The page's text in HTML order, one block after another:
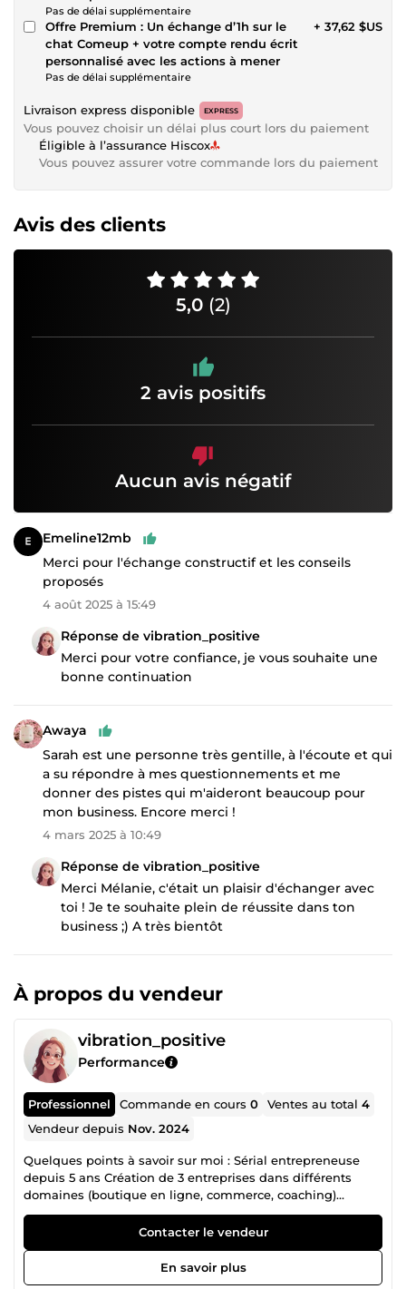
Pas de délai supplémentaire
Offre Premium : Un échange d’1h sur le
chat Comeup + votre compte rendu écrit
personnalisé avec les actions à mener
Pas de délai supplémentaire
+ 37,62 $US
Livraison express disponible EXPRESS
Vous pouvez choisir un délai plus court lors du paiement
Éligible à l’assurance Hiscox
Vous pouvez assurer votre commande lors du paiement
Avis des clients
5,0 (2)
2 avis positifs
Aucun avis négatif
Emeline12mb
Merci pour l'échange constructif et les conseils
proposés
4 août 2025 à 15:49
Réponse de vibration_positive
Merci pour votre confiance, je vous souhaite une
bonne continuation
Awaya
Sarah est une personne très gentille, à l'écoute et qui
a su répondre à mes questionnements et me
donner des pistes qui m'aideront beaucoup pour
mon business. Encore merci !
4 mars 2025 à 10:49
Réponse de vibration_positive
Merci Mélanie, c'était un plaisir d'échanger avec
toi ! Je te souhaite plein de réussite dans ton
business ;) A très bientôt
À propos du vendeur
vibration_positive
Performance
Professionnel Commande en cours0 Ventes au total4
Vendeur depuis Nov. 2024
Quelques points à savoir sur moi : Sérial entrepreneuse
depuis 5 ans Création de 3 entreprises dans différents
domaines (boutique en ligne, commerce, coaching)
Thérapeute, numérologue et coach certifiée : +150
personnes accompagnées Experte en accompagnement
pro et perso Mes maitres-mots : 3E pour Efficacité -
Epanouissement - Equilibre Ma mission, vous
accompagner pour : Exploiter au mieux vos capacités
Contacter le vendeur
En savoir plus